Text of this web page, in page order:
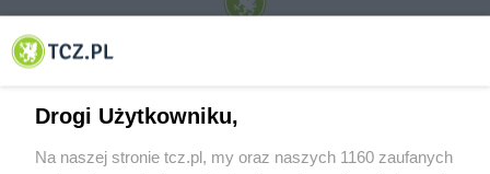
© 2001-2026 Tczew - TCZ.PL Sp. z o.o. Internetowy Serwis Informacyjny Miasta
Drogi Użytkowniku,
Na naszej stronie tcz.pl, my oraz naszych 1160 zaufanych